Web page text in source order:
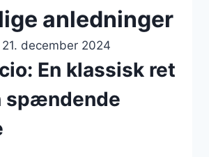
anledninger
21. december 2024
En klassisk ret
spændende